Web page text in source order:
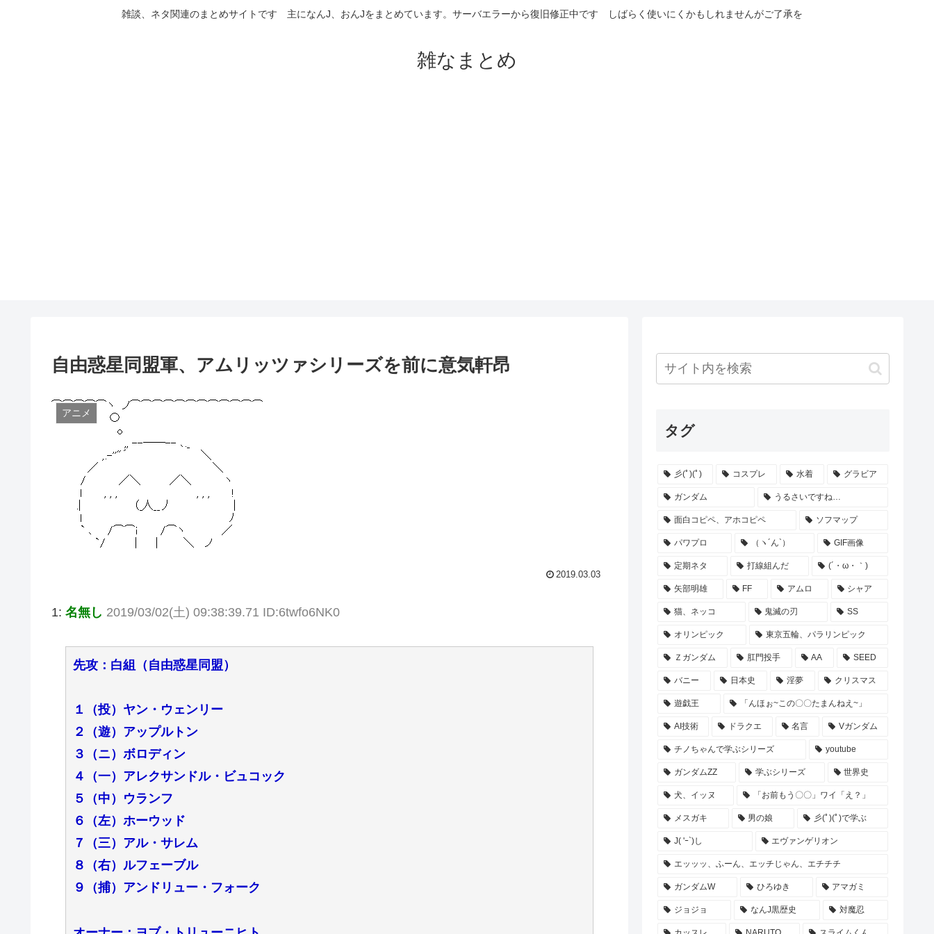
雑談、ネタ関連のまとめサイトです 主になんJ、おんJをまとめています。サーバエラーから復旧修正中です しばらく使いにくかもしれませんがご了承を
雑なまとめ
自由惑星同盟軍、アムリッツァシリーズを前に意気軒昂
アニメ
2019.03.03
1: 名無し 2019/03/02(土) 09:38:39.71 ID:6twfo6NK0
先攻：白組（自由惑星同盟）
１（投）ヤン・ウェンリー
２（遊）アップルトン
３（ニ）ボロディン
４（一）アレクサンドル・ビュコック
５（中）ウランフ
６（左）ホーウッド
７（三）アル・サレム
８（右）ルフェーブル
９（捕）アンドリュー・フォーク
タグ
彡(ﾟ)(ﾟ) コスプレ 水着 グラビア
ガンダム うるさいですね…
面白コピペ、アホコピペ ソフマップ
パワプロ （ヽ´ん`） GIF画像
定期ネタ 打線組んだ (´・ω・｀)
矢部明雄 FF アムロ シャア
猫、ネッコ 鬼滅の刃 SS
オリンピック 東京五輪、パラリンピック
Ｚガンダム 肛門投手 AA SEED
バニー 日本史 淫夢 クリスマス
遊戯王 「んほぉ~この〇〇たまんねえ~」
AI技術 ドラクエ 名言 Vガンダム
チノちゃんで学ぶシリーズ youtube
ガンダムZZ 学ぶシリーズ 世界史
犬、イッヌ 「お前もう〇〇」ワイ「え？」
メスガキ 男の娘 彡(ﾟ)(ﾟ)で学ぶ
J( 'ｰ`)し エヴァンゲリオン
エッッッ、ふーん、エッチじゃん、エチチチ
ガンダムW ひろゆき アマガミ
ジョジョ なんJ黒歴史 対魔忍